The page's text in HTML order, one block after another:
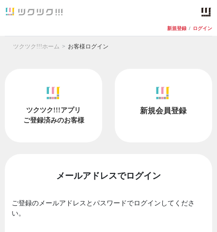
新規登録 / ログイン
ツクツク!!!ホーム お客様ログイン
ツクツク!!!アプリ
ご登録済みのお客様
新規会員登録
メールアドレスでログイン
ご登録のメールアドレスとパスワードでログインしてくださ
い。